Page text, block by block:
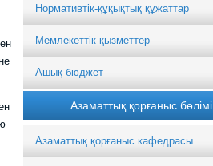
Нормативтік-құқықтық құжаттар
Мемлекеттік қызметтер
Ашық бюджет
Азаматтық қорғаныс бөлімі
Азаматтық қорғаныс кафедрасы